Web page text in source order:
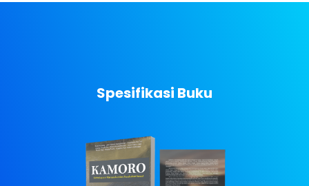
Spesifikasi Buku